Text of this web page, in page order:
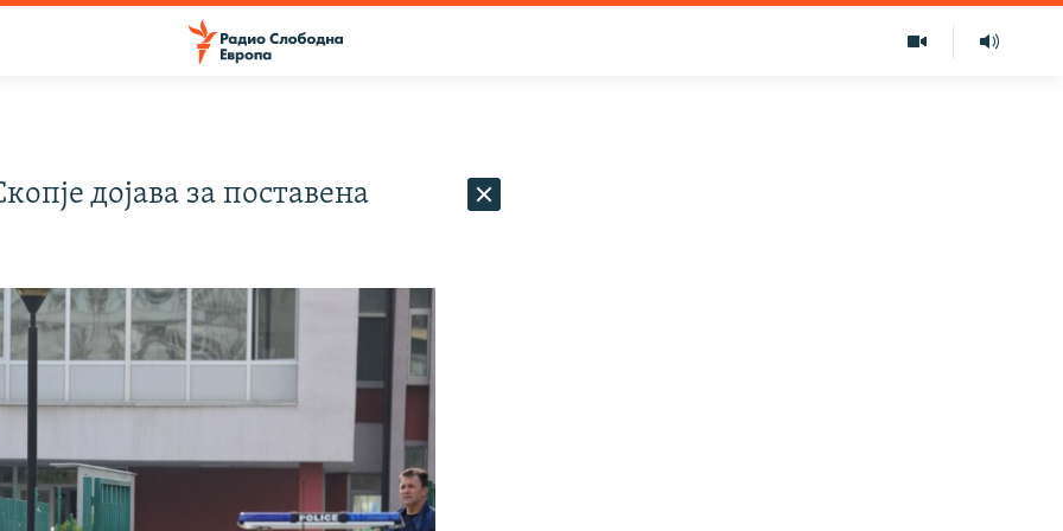
дојава за поставена